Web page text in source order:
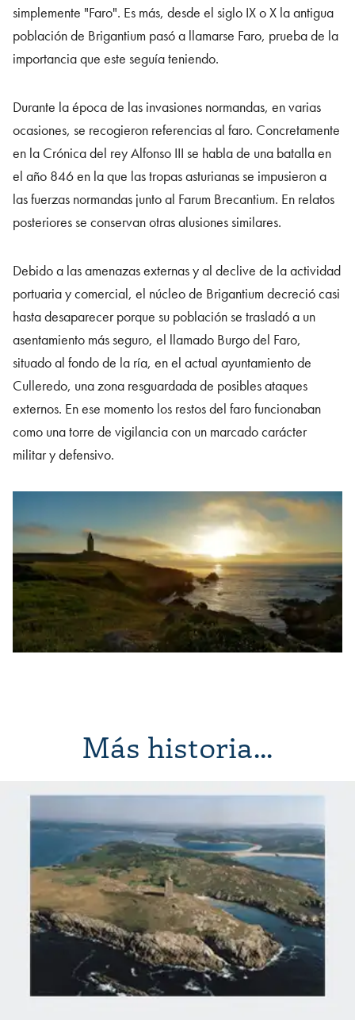
simplemente "Faro". Es más, desde el siglo IX o X la antigua
población de Brigantium pasó a llamarse Faro, prueba de la
importancia que este seguía teniendo.
Durante la época de las invasiones normandas, en varias
ocasiones, se recogieron referencias al faro. Concretamente
en la Crónica del rey Alfonso III se habla de una batalla en
el año 846 en la que las tropas asturianas se impusieron a
las fuerzas normandas junto al Farum Brecantium. En relatos
posteriores se conservan otras alusiones similares.
Debido a las amenazas externas y al declive de la actividad
portuaria y comercial, el núcleo de Brigantium decreció casi
hasta desaparecer porque su población se trasladó a un
asentamiento más seguro, el llamado Burgo del Faro,
situado al fondo de la ría, en el actual ayuntamiento de
Culleredo, una zona resguardada de posibles ataques
externos. En ese momento los restos del faro funcionaban
como una torre de vigilancia con un marcado carácter
militar y defensivo.
Más historia...